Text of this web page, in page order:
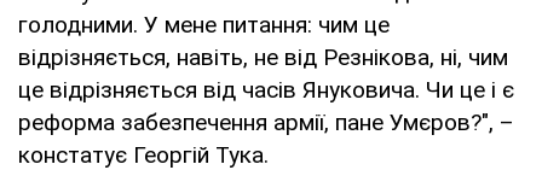
голодними. У мене питання: чим це
відрізняється, навіть, не від Резнікова, ні, чим
це відрізняється від часів Януковича. Чи це і є
реформа забезпечення армії, пане Умєров?", –
констатує Георгій Тука.